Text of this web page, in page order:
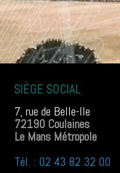
SIÈGE SOCIAL
7, rue de Belle-Ile
72190 Coulaines
Le Mans Métropole
Tél. : 02 43 82 32 00